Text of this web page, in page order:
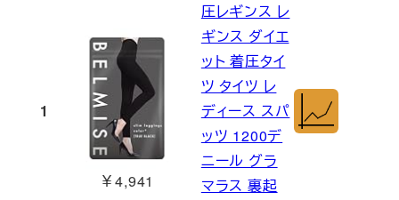
1
￥4,941
圧レギンス レ
ギンス ダイエ
ット 着圧タイ
ツ タイツ レ
ディース スパ
ッツ 1200デ
ニール グラ
マラス 裏起